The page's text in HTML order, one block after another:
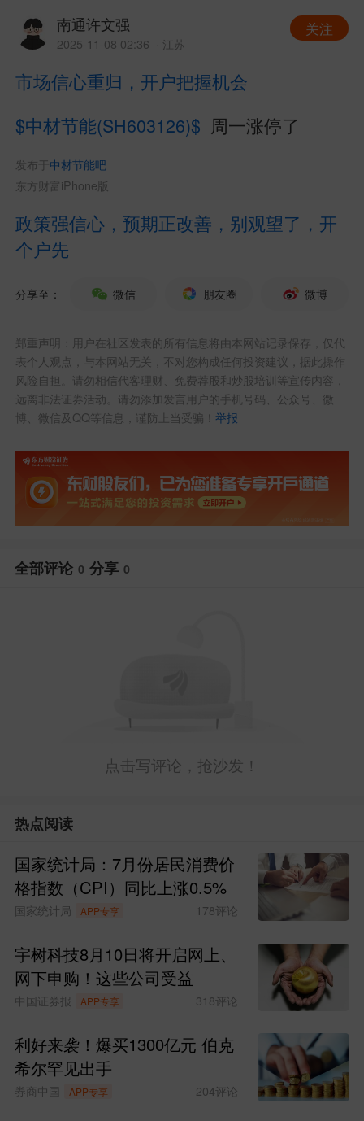
南通许文强
2025-11-08 02:36 · 江苏
关注
市场信心重归，开户把握机会
$中材节能(SH603126)$ 周一涨停了
发布于 中材节能吧
东方财富iPhone版
政策强信心，预期正改善，别观望了，开
个户先
分享至： 微信 朋友圈 微博
郑重声明：用户在社区发表的所有信息将由本网站记录保存，仅代
表个人观点，与本网站无关，不对您构成任何投资建议，据此操作
风险自担。请勿相信代客理财、免费荐股和炒股培训等宣传内容，
远离非法证券活动。请勿添加发言用户的手机号码、公众号、微
博、微信及QQ等信息，谨防上当受骗！举报
全部评论 0 分享 0
点击写评论，抢沙发！
热点阅读
国家统计局：7月份居民消费价
格指数（CPI）同比上涨0.5%
国家统计局 APP专享 178评论
宇树科技8月10日将开启网上、
网下申购！这些公司受益
中国证券报 APP专享 318评论
利好来袭！爆买1300亿元 伯克
希尔罕见出手
券商中国 APP专享 204评论